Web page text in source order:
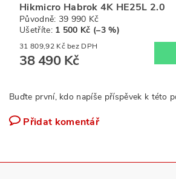
Hikmicro Habrok 4K HE25L 2.0
Původně: 39 990 Kč
Ušetříte: 1 500 Kč (–3 %)
31 809,92 Kč bez DPH
38 490 Kč
Buďte první, kdo napíše příspěvek k této
Přidat komentář